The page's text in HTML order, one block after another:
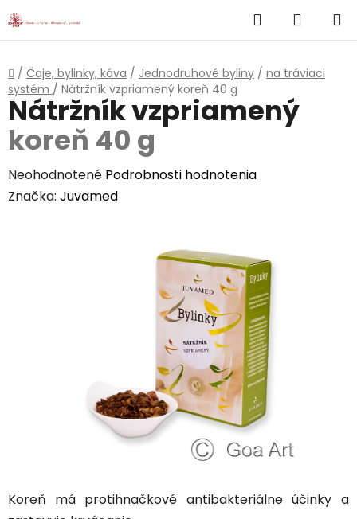
Prejsť
na
Hľadať
KOŠÍK
Domov
/ Čaje, bylinky, káva / Jednodruhové byliny / na tráviaci
systém / Nátržník vzpriamený koreň 40 g
Koreň má protihnačkové antibakteriálne účinky a
Nátržník vzpriamený
koreň 40 g
Priemerné
hodnotenie
Neohodnotené Podrobnosti hodnotenia
Značka: Juvamed